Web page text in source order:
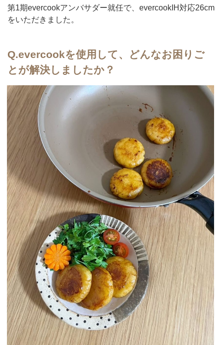
第1期evercookアンバサダー就任で、evercookIH対応26cm
をいただきました。
Q.evercookを使用して、どんなお困りご
とが解決しましたか？